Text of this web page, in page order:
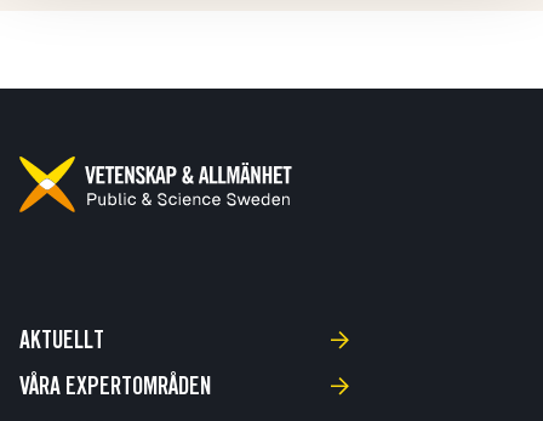
AKTUELLT
VÅRA EXPERTOMRÅDEN